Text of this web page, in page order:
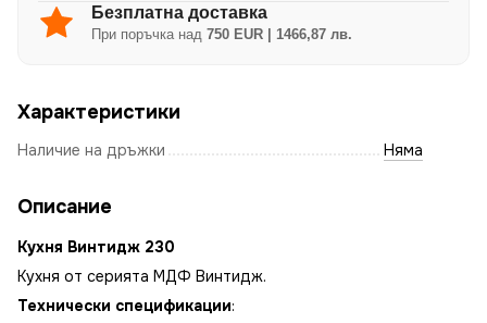
Безплатна доставка
При поръчка над 750 EUR | 1466,87 лв.
Характеристики
Наличие на дръжки Няма
Описание
Кухня Винтидж 230
Кухня от серията МДФ Винтидж.
Технически спецификации: